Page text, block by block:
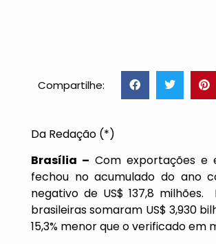
Compartilhe:
Da Redação (*)
Brasília – Com exportações e
fechou no acumulado do ano
negativo de US$ 137,8
brasileiras somaram US$ 3,930
15,3% menor que o verificado em